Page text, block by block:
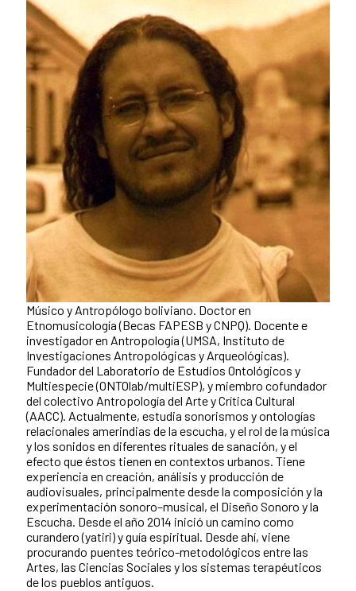
Músico y Antropólogo boliviano. Doctor en
Etnomusicología (Becas FAPESB y CNPQ). Docente e
investigador en Antropología (UMSA, Instituto de
Investigaciones Antropológicas y Arqueológicas).
Fundador del Laboratorio de Estudios Ontológicos y
Multiespecie (ONTOlab/multiESP), y miembro cofundador
del colectivo Antropología del Arte y Crítica Cultural
(AACC). Actualmente, estudia sonorismos y ontologías
relacionales amerindias de la escucha, y el rol de la música
y los sonidos en diferentes rituales de sanación, y el
efecto que éstos tienen en contextos urbanos. Tiene
experiencia en creación, análisis y producción de
audiovisuales, principalmente desde la composición y la
experimentación sonoro–musical, el Diseño Sonoro y la
Escucha. Desde el año 2014 inició un camino como
curandero (yatiri) y guía espiritual. Desde ahí, viene
procurando puentes teórico-metodológicos entre las
Artes, las Ciencias Sociales y los sistemas terapéuticos
de los pueblos antiguos.